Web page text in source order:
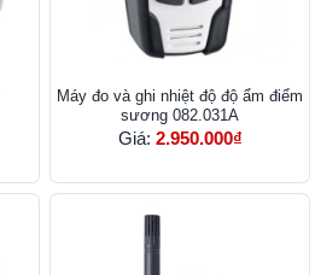
Máy đo và ghi nhiệt độ độ ẩm điểm
sương 082.031A
Giá: 2.950.000₫